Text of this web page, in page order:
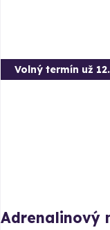
Volný termín už
Adrenalinový